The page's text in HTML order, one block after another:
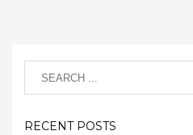
RECENT POSTS